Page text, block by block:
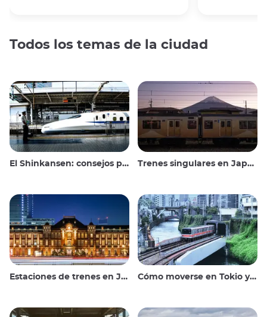
Todos los temas de la ciudad
El Shinkansen: consejos para viajar en el tren bala japonés Trenes singulares en Japón
Estaciones de trenes en Japón Cómo moverse en Tokio y alrededores